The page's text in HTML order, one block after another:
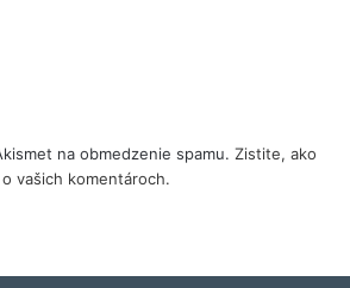
na obmedzenie spamu. Zistite, ako
vašich komentároch.